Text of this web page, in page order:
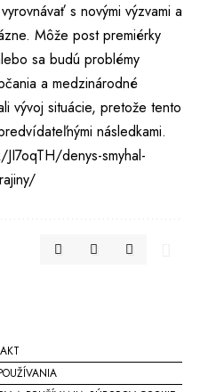
s novými výzvami a
Môže post premiérky
sa budú problémy
a medzinárodné
vývoj situácie, pretože tento
následkami.
denys-smyhal-